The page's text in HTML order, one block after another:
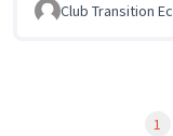
Club Transition
1